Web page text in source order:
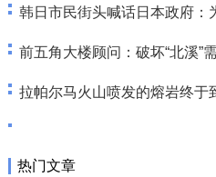
韩日市民街头喊话日本政府：
前五角大楼顾问：破坏“北溪”
拉帕尔马火山喷发的熔岩终于
热门文章